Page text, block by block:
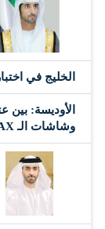
‏الخليج في
الأوديسة:
وشاشات الـ IMAX